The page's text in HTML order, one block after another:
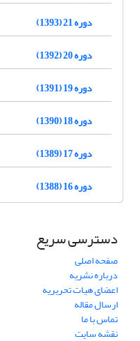
دوره 21 (1393)
دوره 20 (1392)
دوره 19 (1391)
دوره 18 (1390)
دوره 17 (1389)
دوره 16 (1388)
دسترسی سریع
صفحه اصلی
درباره نشریه
اعضای هیات تحریریه
ارسال مقاله
تماس با ما
نقشه سایت